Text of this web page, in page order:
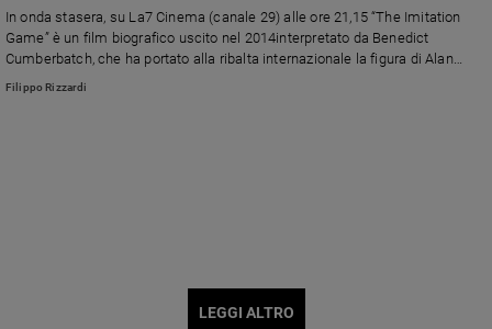
In onda stasera, su La7 Cinema (canale 29) alle ore 21,15 “The Imitation
Game” è un film biografico uscito nel 2014interpretato da Benedict
Cumberbatch, che ha portato alla ribalta internazionale la figura di Alan
Turing e la sua storia di genio matematico e pioniere dell’informatica che fu
Filippo Rizzardi
LEGGI ALTRO